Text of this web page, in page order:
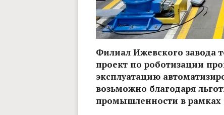
Филиал Ижевского завода
проект по роботизации
эксплуатацию
возьможно благодаря
промышленности в рамках